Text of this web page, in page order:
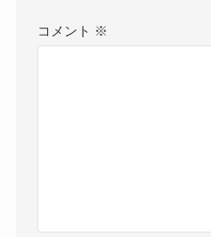
コメント ※